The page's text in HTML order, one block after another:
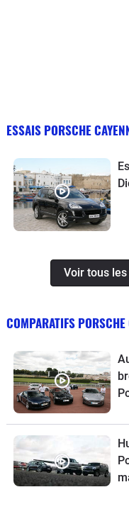
ESSAIS PORSCHE
Voir tous
COMPARATIFS PORSCHE